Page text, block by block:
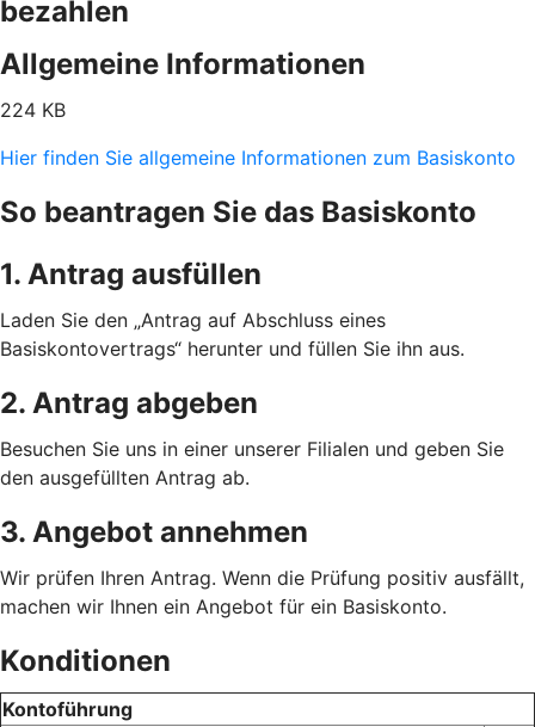
bezahlen
Allgemeine Informationen
224 KB
Hier finden Sie allgemeine Informationen zum Basiskonto
So beantragen Sie das Basiskonto
1. Antrag ausfüllen
Laden Sie den „Antrag auf Abschluss eines
Basiskontovertrags“ herunter und füllen Sie ihn aus.
2. Antrag abgeben
Besuchen Sie uns in einer unserer Filialen und geben Sie
den ausgefüllten Antrag ab.
3. Angebot annehmen
Wir prüfen Ihren Antrag. Wenn die Prüfung positiv ausfällt,
machen wir Ihnen ein Angebot für ein Basiskonto.
Konditionen
Kontoführung